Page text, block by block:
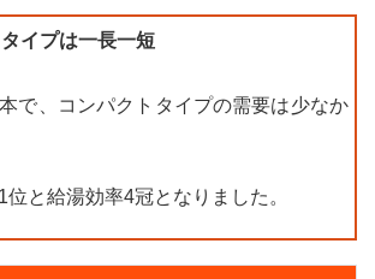
イプは一長一短
で、コンパクトタイプの需要は少なか
位と給湯効率4冠となりました。